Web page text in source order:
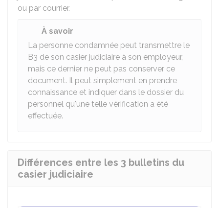
ou par courrier.
À savoir
La personne condamnée peut transmettre le
B3 de son casier judiciaire à son employeur,
mais ce dernier ne peut pas conserver ce
document. Il peut simplement en prendre
connaissance et indiquer dans le dossier du
personnel qu'une telle vérification a été
effectuée.
Différences entre les 3 bulletins du
casier judiciaire